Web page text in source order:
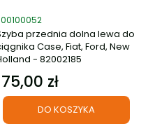
produktu
przednia dolna lewa do
Case, Fiat, Ford, New
- 82002185
zł
DO KOSZYKA